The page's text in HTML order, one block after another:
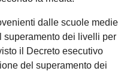
dalle scuole medie
superamento dei livelli per
il Decreto esecutivo
del superamento dei